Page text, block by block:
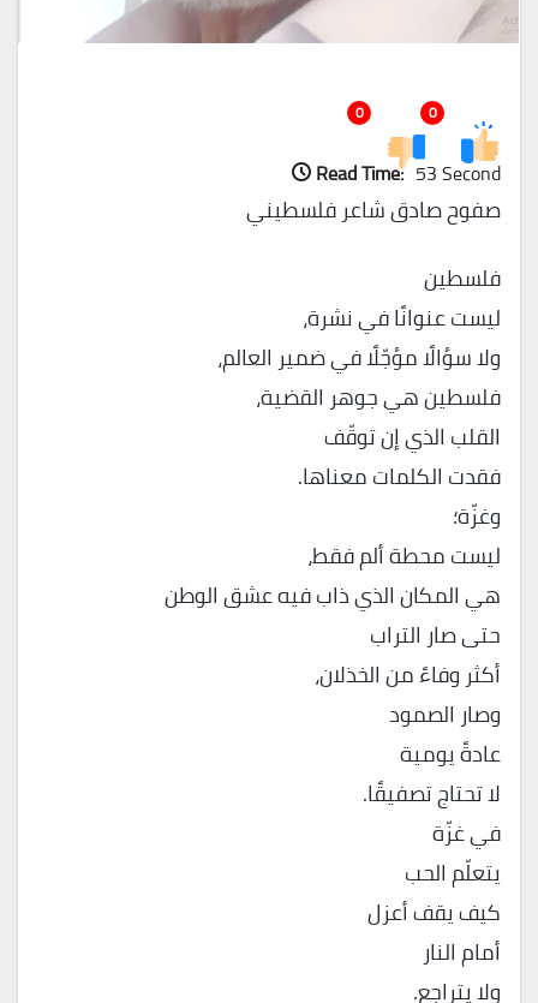
0
0
Read Time: 53 Second
صفوح صادق شاعر فلسطيني
فلسطين
ليست عنوانًا في نشرة،
ولا سؤالًا مؤجّلًا في ضمير العالم،
فلسطين هي جوهر القضية،
القلب الذي إن توقّف
فقدت الكلمات معناها.
وغزّة؛
ليست محطة ألم فقط،
هي المكان الذي ذاب فيه عشق الوطن
حتى صار التراب
أكثر وفاءً من الخذلان،
وصار الصمود
عادةً يومية
لا تحتاج تصفيقًا.
في غزّة
يتعلّم الحب
كيف يقف أعزل
أمام النار
ولا يتراجع.